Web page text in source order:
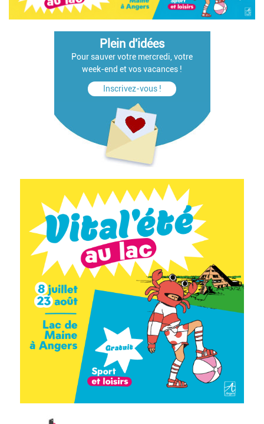
Plein d'idées
Pour sauver votre mercredi, votre
week-end et vos vacances !
Inscrivez-vous !